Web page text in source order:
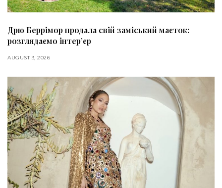
Дрю Беррімор продала свій заміський маєток:
розглядаємо інтер’єр
AUGUST 3, 2026